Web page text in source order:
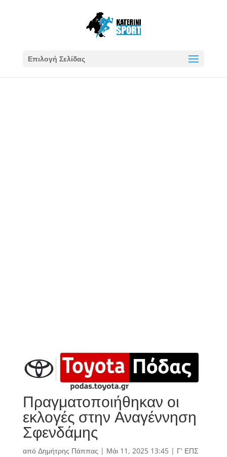
Επιλογή Σελίδας
Πραγματοποιήθηκαν οι
εκλογές στην Αναγέννηση
Σφενδάμης
από Δημήτρης Πάππας | Μάι 11, 2025 13:45| Γ' ΕΠΣ